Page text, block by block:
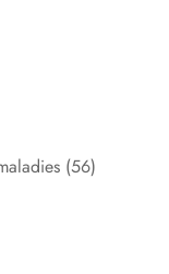
(56)